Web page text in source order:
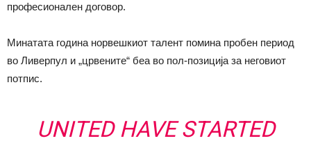
професионален договор.
Минатата година норвешкиот талент помина пробен период
во Ливерпул и „црвените“ беа во пол-позиција за неговиот
потпис.
UNITED HAVE STARTED